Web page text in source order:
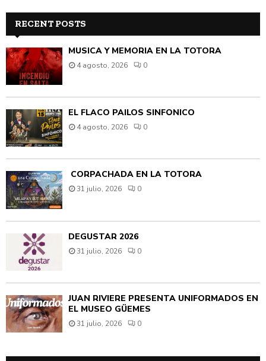
RECENT POSTS
MÚSICA Y MEMORIA EN LA TOTORA
4 agosto, 2026 0
EL FLACO PAILOS SINFÓNICO
4 agosto, 2026 0
CORPACHADA EN LA TOTORA
31 julio, 2026 0
DEGUSTAR 2026
31 julio, 2026 0
JUAN RIVIÈRE PRESENTA UNIFORMADOS EN
EL MUSEO GÜEMES
31 julio, 2026 0